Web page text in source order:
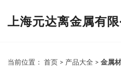
上海元达离金属有
当前位置： 首页 > 产品大全 > 金属